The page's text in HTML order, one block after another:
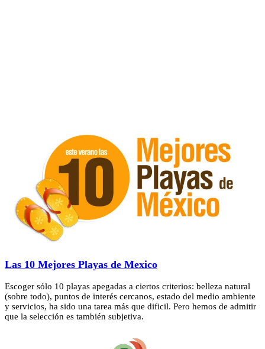
Las 10 Mejores Playas de Mexico
Escoger sólo 10 playas apegadas a ciertos criterios: belleza natural
(sobre todo), puntos de interés cercanos, estado del medio ambiente
y servicios, ha sido una tarea más que dificil. Pero hemos de admitir
que la selección es también subjetiva.